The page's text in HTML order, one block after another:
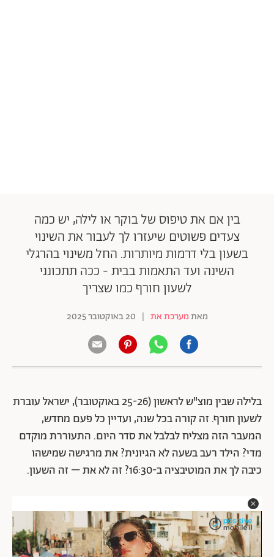
בין אם את טיפוס של בוקר או לילה, יש כמה
צעדים פשוטים שיעזרו לך לעבור את השינוי
בשעון בלי דרמות מיותרות. החל משינוי בהרגלי
השינה ועד התאמות בבית - ככה תתכונני
לשעון חורף כמו שצריך
מאתמערכת את | 20 באוקטובר 2025
בלילה שבין מוצ"ש לראשון (25-26 באוקטובר), ישראל עוברת
לשעון חורף. זה קורה בכל שנה, ועדיין כל פעם מחדש,
המעבר הזה מצליח לבלבל את סדר היום. התעוררת מוקדם
מדי? הילד רעב בשעה לא הגיונית? את מרגישה שמישהו
כיבה לך את המוטיבציה ב-16:30? זה לא את – זה השעון.